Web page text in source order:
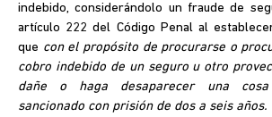
indebido, considerándolo un fraude de
artículo 222 del Código Penal al
que con el propósito de procurarse o
cobro indebido de un seguro u otro
dañe o haga desaparecer una cosa
sancionado con prisión de dos a seis años.